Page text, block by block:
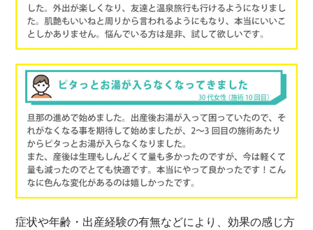
症状や年齢・出産経験の有無などにより、効果の感じ方